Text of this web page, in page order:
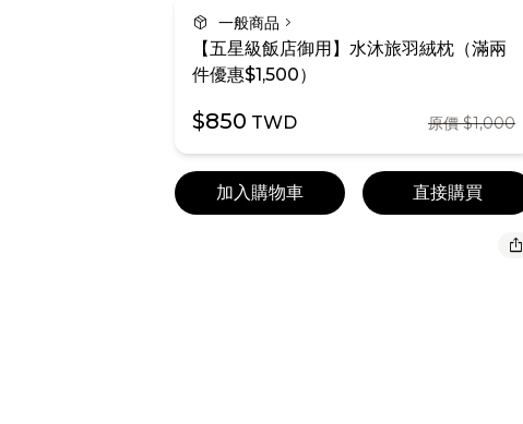
package_2 一般商品 chevron_right
【五星級飯店御用】水沐旅羽絨枕（滿兩
件優惠$1,500）
$850 TWD 原價 $1,000
加入購物車 直接購買
ios_share